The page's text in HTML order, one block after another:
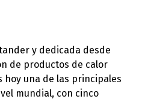
y dedicada desde
de productos de calor
hoy una de las principales
mundial, con cinco